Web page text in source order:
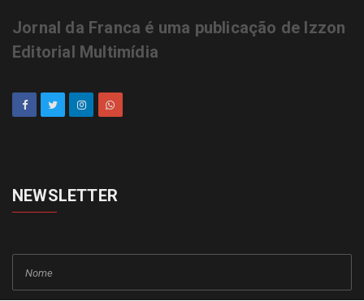
Jornal da Franca é uma publicação de Izzon
Editorial Multimídia
NEWSLETTER